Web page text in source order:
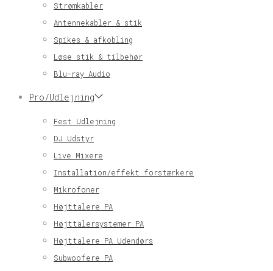
Strømkabler
Antennekabler & stik
Spikes & afkobling
Løse stik & tilbehør
Blu-ray Audio
Pro/Udlejning
Fest Udlejning
DJ Udstyr
Live Mixere
Installation/effekt forstærkere
Mikrofoner
Højttalere PA
Højttalersystemer PA
Højttalere PA Udendørs
Subwoofere PA